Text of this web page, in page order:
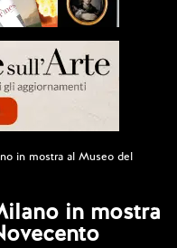
in mostra al Museo del
in mostra